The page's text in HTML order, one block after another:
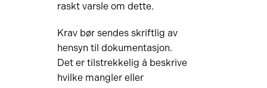
raskt varsle om dette.
Krav bør sendes skriftlig av
hensyn til dokumentasjon.
Det er tilstrekkelig å beskrive
hvilke mangler eller